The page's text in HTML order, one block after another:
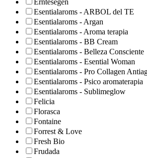
Erntesegen
Esentialaroms - ARBOL del TE
Esentialaroms - Argan
Esentialaroms - Aroma terapia
Esentialaroms - BB Cream
Esentialaroms - Belleza Consciente
Esentialaroms - Esential Woman
Esentialaroms - Pro Collagen
Esentialaroms - Psico aromaterapia
Esentialaroms - Sublimeglow
Felicia
Florasca
Fontaine
Forrest & Love
Fresh Bio
Frudada